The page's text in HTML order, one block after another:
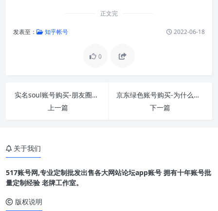
正文完
发表至： 知乎帐号 2022-06-18
0
实名soul账号购买-朋友圈里面收soul号的都是收了
上一篇
京东绿色账号购买-为什么我今天用微信去京东，
下一篇
关于我们
517账号网,专业定制批发出售各大网站论坛app账号 拥有十年账号批
量定制经验 老牌工作室。
版权说明